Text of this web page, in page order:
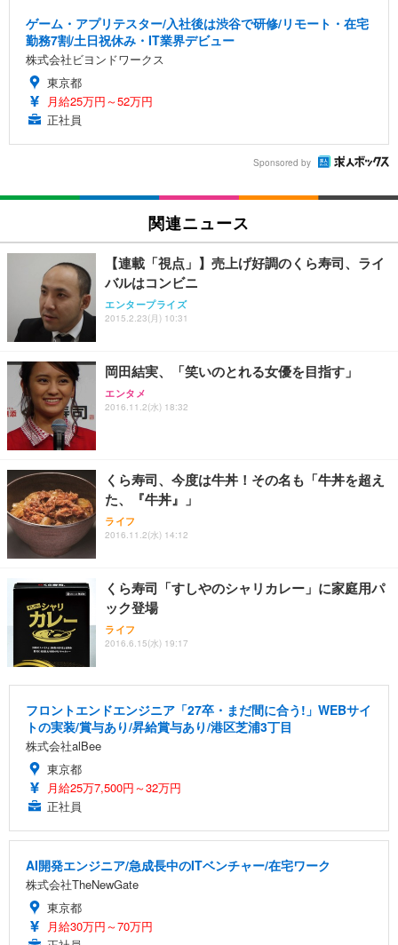
ゲーム・アプリテスター/入社後は渋谷で研修/リモート・在宅
勤務7割/土日祝休み・IT業界デビュー
株式会社ビヨンドワークス
東京都
月給25万円～52万円
正社員
Sponsored by
関連ニュース
【連載「視点」】売上げ好調のくら寿司、ライ
バルはコンビニ
エンタープライズ
2015.2.23(月) 10:31
岡田結実、「笑いのとれる女優を目指す」
エンタメ
2016.11.2(水) 18:32
くら寿司、今度は牛丼！その名も「牛丼を超え
た、『牛丼』」
ライフ
2016.11.2(水) 14:12
くら寿司「すしやのシャリカレー」に家庭用パ
ック登場
ライフ
2016.6.15(水) 19:17
フロントエンドエンジニア「27卒・まだ間に合う!」WEBサイ
トの実装/賞与あり/昇給賞与あり/港区芝浦3丁目
株式会社alBee
東京都
月給25万7,500円～32万円
正社員
AI開発エンジニア/急成長中のITベンチャー/在宅ワーク
株式会社TheNewGate
東京都
月給30万円～70万円